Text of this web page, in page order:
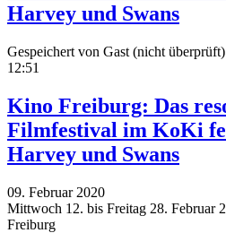
Harvey und Swans
Gespeichert von Gast (nicht überprüft)
12:51
Kino Freiburg: Das
Filmfestival im KoKi
Harvey und Swans
09. Februar 2020
Mittwoch 12. bis Freitag 28. Februar
Freiburg